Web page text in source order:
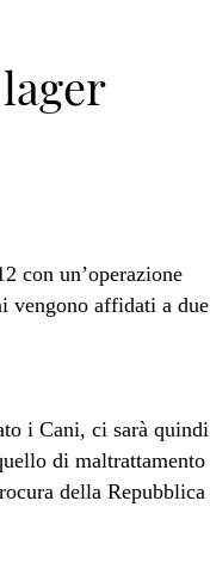
con un’operazione
vengono affidati a due
i Cani, ci sarà quindi
di maltrattamento
della Repubblica